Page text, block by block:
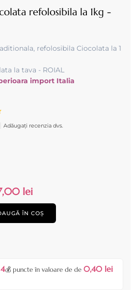
refolosibila la 1kg -
refolosibila Ciocolata la 1
la tava - ROIAL
import Italia
Adăugați recenzia dvs.
lei
ÎN COȘ
4💰 puncte în valoare de de 0,40 lei